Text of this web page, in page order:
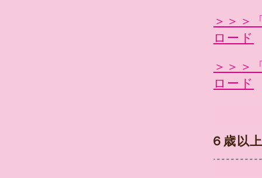
＞＞＞
ロード
＞＞＞
ロード
６歳以